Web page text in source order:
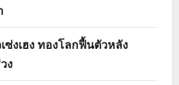
งเฮง ทองโลกฟื้นตัวหลัง
ง